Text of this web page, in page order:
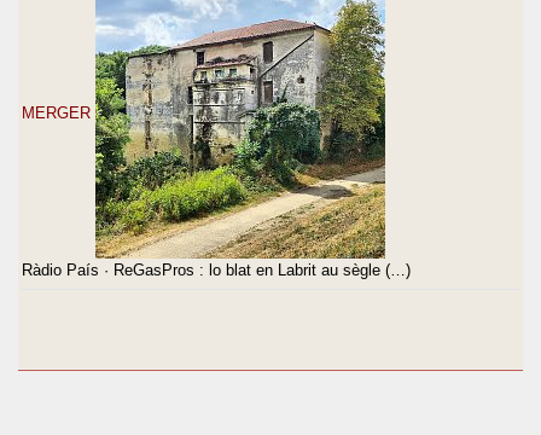
MERGER
Ràdio País · ReGasPros : lo blat en Labrit au sègle (…)